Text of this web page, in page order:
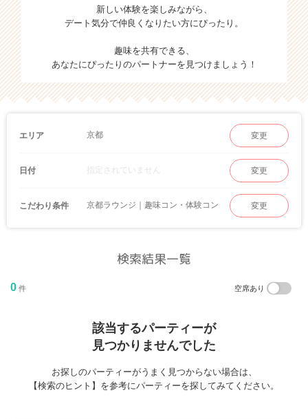
新しい体験を楽しみながら、
デート気分で仲良くなりたい方にぴったり。
趣味を共有できる、
あなたにぴったりのパートナーを見つけましょう！
エリア 京都 変更
日付 指定されていません 変更
こだわり条件 京都ラウンジ｜趣味コン・体験コン 変更
検索結果一覧
0 件 空席あり
該当するパーティーが
見つかりませんでした
お探しのパーティーがうまく見つからない場合は、
【検索のヒント】を参考にパーティーを探してみてください。